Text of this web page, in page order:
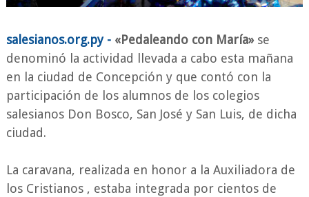
salesianos.org.py - «Pedaleando con María»se
denominó la actividad llevada a cabo esta mañana
en la ciudad de Concepción y que contó con la
participación de los alumnos de los colegios
salesianos Don Bosco, San José y San Luis, de dicha
ciudad.
La caravana, realizada en honor a la Auxiliadora de
los Cristianos , estaba integrada por cientos de